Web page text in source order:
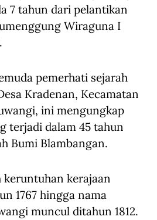
7 tahun dari pelantikan
Wiraguna I
pemerhati sejarah
Kradenan, Kecamatan
ini mengungkap
terjadi dalam 45 tahun
Bumi Blambangan.
keruntuhan kerajaan
1767 hingga nama
muncul ditahun 1812.